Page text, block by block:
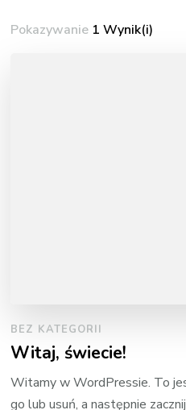
Pokazywanie 1 Wynik(i)
BEZ KATEGORII
Witaj, świecie!
Witamy w WordPressie. To
go lub usuń, a następnie